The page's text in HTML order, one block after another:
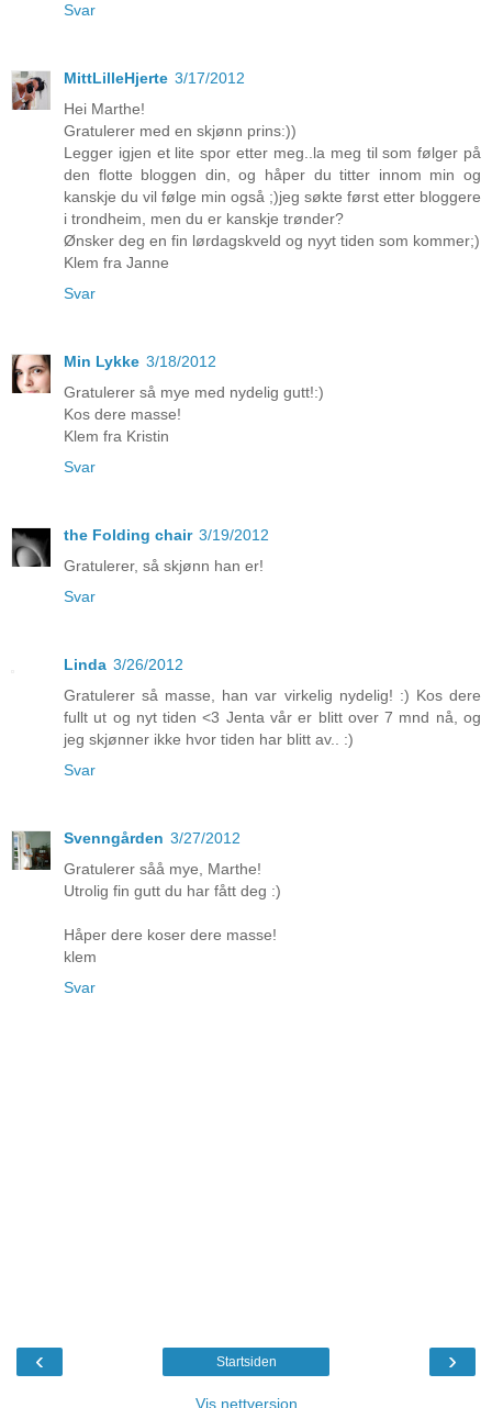
Svar
MittLilleHjerte 3/17/2012
Hei Marthe!
Gratulerer med en skjønn prins:))
Legger igjen et lite spor etter meg..la meg til som følger på
den flotte bloggen din, og håper du titter innom min og
kanskje du vil følge min også ;)jeg søkte først etter bloggere
i trondheim, men du er kanskje trønder?
Ønsker deg en fin lørdagskveld og nyyt tiden som kommer;)
Klem fra Janne
Svar
Min Lykke 3/18/2012
Gratulerer så mye med nydelig gutt!:)
Kos dere masse!
Klem fra Kristin
Svar
the Folding chair 3/19/2012
Gratulerer, så skjønn han er!
Svar
Linda 3/26/2012
Gratulerer så masse, han var virkelig nydelig! :) Kos dere
fullt ut og nyt tiden <3 Jenta vår er blitt over 7 mnd nå, og
jeg skjønner ikke hvor tiden har blitt av.. :)
Svar
Svenngården 3/27/2012
Gratulerer såå mye, Marthe!
Utrolig fin gutt du har fått deg :)
Håper dere koser dere masse!
klem
Svar
‹ ›
Startsiden
Vis nettversjon